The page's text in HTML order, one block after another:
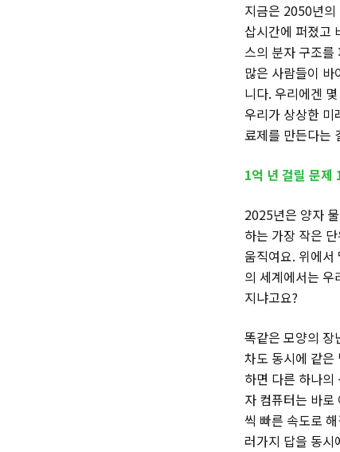
지금은 2050년
삽시간에 퍼졌고
스의 분자 구조를
많은 사람들이
니다. 우리에겐
우리가 상상한
료제를 만든다는
1억 년 걸릴 문제
2025년은 양자
하는 가장 작은
움직여요. 위에
의 세계에서는
지냐고요?
똑같은 모양의 장
차도 동시에 같은
하면 다른 하나
자 컴퓨터는 바
씩 빠른 속도로
러가지 답을 동